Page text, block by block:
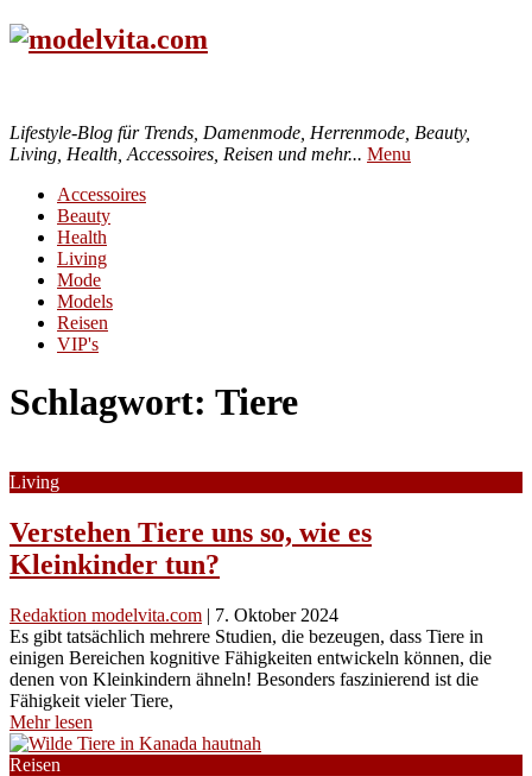
Lifestyle-Blog für Trends, Damenmode, Herrenmode, Beauty,
Living, Health, Accessoires, Reisen und mehr... Menu
Accessoires
Beauty
Health
Living
Mode
Models
Reisen
VIP's
Schlagwort: Tiere
Living
Verstehen Tiere uns so, wie es
Kleinkinder tun?
Redaktion modelvita.com | 7. Oktober 2024
Es gibt tatsächlich mehrere Studien, die bezeugen, dass Tiere in
einigen Bereichen kognitive Fähigkeiten entwickeln können, die
denen von Kleinkindern ähneln! Besonders faszinierend ist die
Fähigkeit vieler Tiere,
Mehr lesen
Reisen